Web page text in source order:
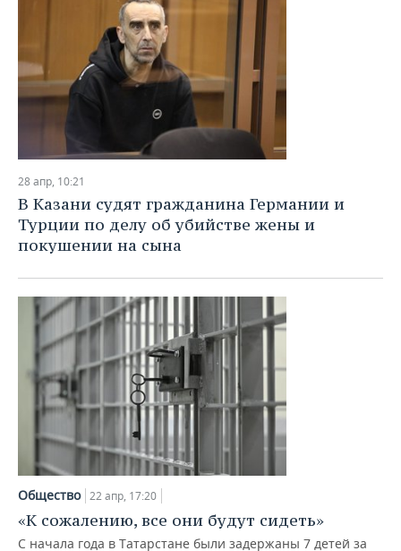
28 апр, 10:21
В Казани судят гражданина Германии и
Турции по делу об убийстве жены и
покушении на сына
Общество 22 апр, 17:20
«К сожалению, все они будут сидеть»
С начала года в Татарстане были задержаны 7 детей за